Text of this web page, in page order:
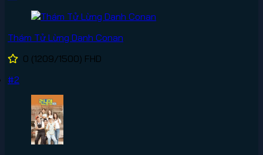
Thám Tử Lừng Danh Conan
0 (1209/1500) FHD
#2